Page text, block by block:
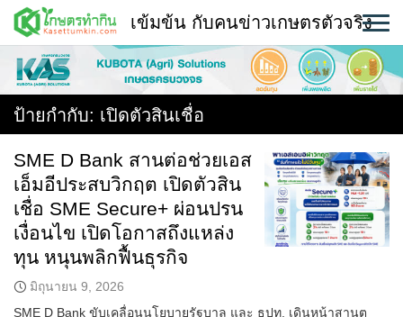
Skip
content
พืช
หน้าแรก
ใคร ทำอะไร ที่ไหน
สถานีข่าววันนี้
เข้มข้น กับคนข่าวเกษตรตัวจริง
ป้ายกำกับ: เปิดตัวสินเชื่อ
SME D Bank สานต่อช่วยเอส
เอ็มอีประสบวิกฤต เปิดตัวสิน
เชื่อ SME Secure+ ผ่อนปรน
เงื่อนไข เปิดโอกาสถึงแหล่ง
ทุน หนุนพลิกฟื้นธุรกิจ
มิถุนายน 9, 2026
SME D Bank ขับเคลื่อนนโยบายรัฐบาล และ ธปท. เดินหน้าสานต